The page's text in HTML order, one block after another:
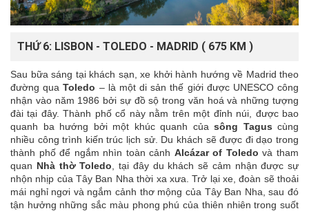
THỨ 6: LISBON - TOLEDO - MADRID ( 675 KM )
Sau bữa sáng tại khách sạn, xe khởi hành hướng về Madrid theo
đường quaToledo – là một di sản thế giới được UNESCO công
nhận vào năm 1986 bởi sự đồ sộ trong văn hoá và những tượng
đài tại đây. Thành phố cổ này nằm trên một đỉnh núi, được bao
quanh ba hướng bởi một khúc quanh của sông Tagus cùng
nhiều công trình kiến trúc lịch sử. Du khách sẽ được đi dạo trong
thành phố để ngắm nhìn toàn cảnh Alcázar of Toledo và tham
quan Nhà thờ Toledo , tại đây du khách sẽ cảm nhận được sự
nhộn nhịp của Tây Ban Nha thời xa xưa. Trở lại xe, đoàn sẽ thoải
mái nghỉ ngơi và ngắm cảnh thơ mộng của Tây Ban Nha, sau đó
tận hưởng những sắc màu phong phú của thiên nhiên trong suốt